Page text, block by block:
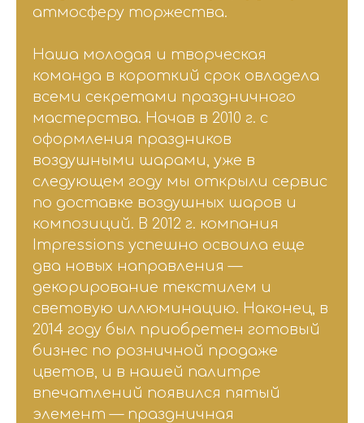
атмосферу торжества.
Наша молодая и творческая
команда в короткий срок овладела
всеми секретами праздничного
мастерства. Начав в 2010 г. с
оформления праздников
воздушными шарами, уже в
следующем году мы открыли сервис
по доставке воздушных шаров и
композиций. В 2012 г. компания
Impressions успешно освоила еще
два новых направления —
декорирование текстилем и
световую иллюминацию. Наконец, в
2014 году был приобретен готовый
бизнес по розничной продаже
цветов, и в нашей палитре
впечатлений появился пятый
элемент — праздничная